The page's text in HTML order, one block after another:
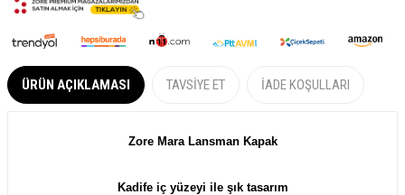
ÜRÜN AÇIKLAMASI TAVSIYE ET İADE KOŞULLARI
Zore MaraLansman Kapak
Kadife iç yüzeyi ile şık tasarım